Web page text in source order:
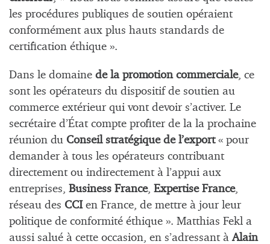
les procédures publiques de soutien opéraient
conformément aux plus hauts standards de
certification éthique ».
Dans le domaine de la promotion commerciale, ce
sont les opérateurs du dispositif de soutien au
commerce extérieur qui vont devoir s’activer. Le
secrétaire d’État compte profiter de la la prochaine
réunion du Conseil stratégique de l’export« pour
demander à tous les opérateurs contribuant
directement ou indirectement à l’appui aux
entreprises, Business France, Expertise France,
réseau des CCIen France, de mettre à jour leur
politique de conformité éthique ». Matthias Fekl a
aussi salué à cette occasion, en s’adressant à Alain